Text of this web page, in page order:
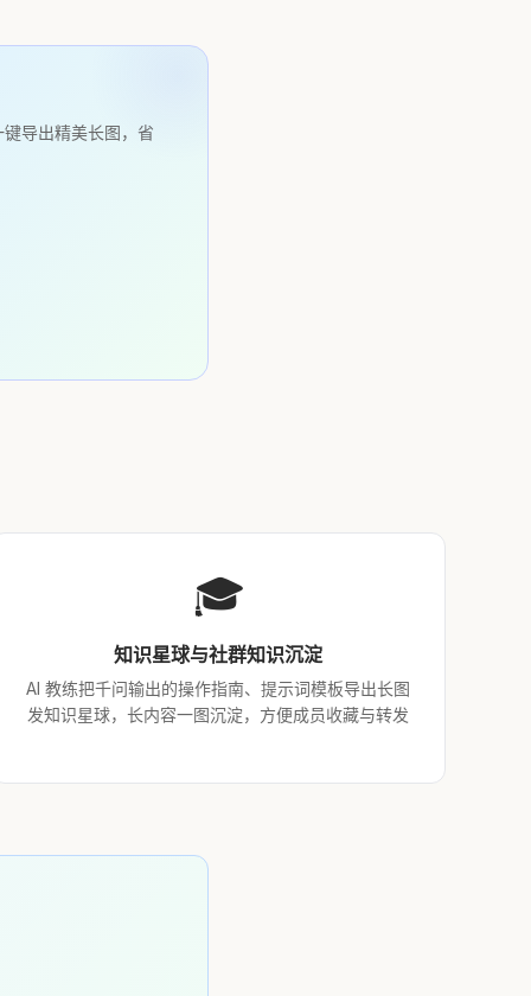
导出精美长图，省
🎓
知识星球与社群知识沉淀
AI 教练把千问输出的操作指南、提示词模板导出长图
发知识星球，长内容一图沉淀，方便成员收藏与转发